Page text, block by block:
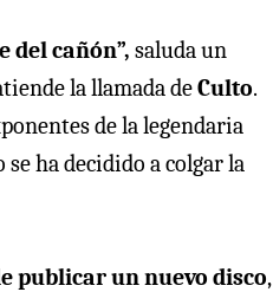
del cañón”, saluda un
la llamada deCulto.
de la legendaria
ha decidido a colgar la
publicar un nuevo disco,